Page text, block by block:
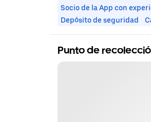
Socio de la App con
Depósito de seguridad
Punto de